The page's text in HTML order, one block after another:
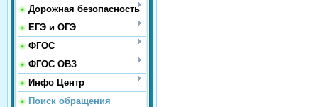
Дорожная безопасность
ЕГЭ и ОГЭ
ФГОС
ФГОС ОВЗ
Инфо Центр
Поиск обращения